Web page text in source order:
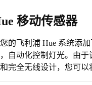
移动传感器
的飞利浦 Hue 系统添
自动化控制灯光。由于
完全无线设计，您可以